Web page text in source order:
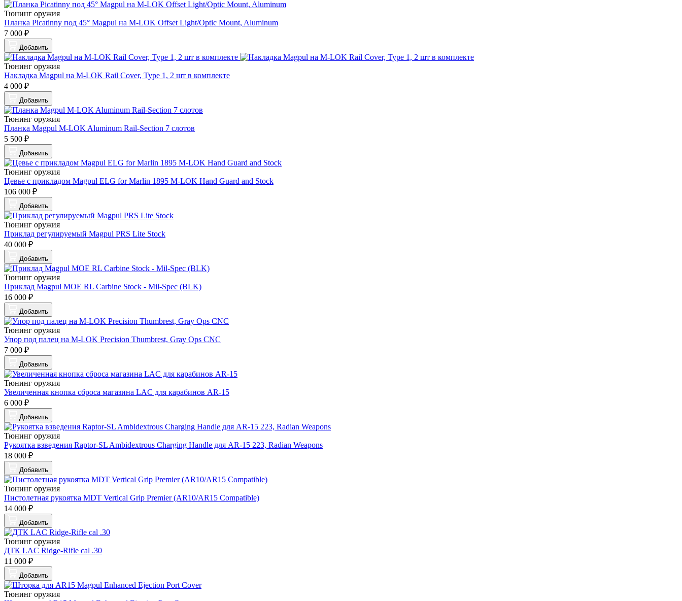
Тюнинг оружия
Планка Picatinny под 45° Magpul на M-LOK Offset Light/Optic Mount, Aluminum
7 000 ₽
Добавить
Тюнинг оружия
Накладка Magpul на M-LOK Rail Cover, Type 1, 2 шт в комплекте
4 000 ₽
Добавить
Тюнинг оружия
Планка Magpul M-LOK Aluminum Rail-Section 7 слотов
5 500 ₽
Добавить
Тюнинг оружия
Цевье c прикладом Magpul ELG for Marlin 1895 M-LOK Hand Guard and Stock
106 000 ₽
Добавить
Тюнинг оружия
Приклад регулируемый Magpul PRS Lite Stock
40 000 ₽
Добавить
Тюнинг оружия
Приклад Magpul MOE RL Carbine Stock - Mil-Spec (BLK)
16 000 ₽
Добавить
Тюнинг оружия
Упор под палец на M-LOK Precision Thumbrest, Gray Ops CNC
7 000 ₽
Добавить
Тюнинг оружия
Увеличенная кнопка сброса магазина LAC для карабинов AR-15
6 000 ₽
Добавить
Тюнинг оружия
Рукоятка взведения Raptor-SL Ambidextrous Charging Handle для AR-15 223, Radian Weapons
18 000 ₽
Добавить
Тюнинг оружия
Пистолетная рукоятка MDT Vertical Grip Premier (AR10/AR15 Compatible)
14 000 ₽
Добавить
Тюнинг оружия
ДТК LAC Ridge-Rifle cal .30
11 000 ₽
Добавить
Тюнинг оружия